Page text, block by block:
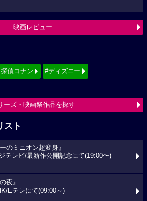
映画レビュー
偵コナン #ディズニー
ーズ・映画祭作品を探す
スト
のミニオン超変身』
テレビ/最新作公開記念にて(19:00〜)
夜』
Eテレにて(09:00～)